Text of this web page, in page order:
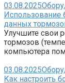
03.08.2025
Использование
данных
Улучшите свои
тормозов
компьютера
03.08.2025
Как настроить